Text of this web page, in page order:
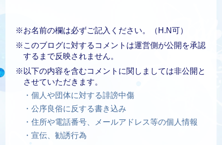
※お名前の欄は必ずご記入ください。（H.N可）
※このブログに対するコメントは運営側が公開を承認
するまで反映されません。
※以下の内容を含むコメントに関しましては非公開と
させていただきます。
・個人や団体に対する誹謗中傷
・公序良俗に反する書き込み
・住所や電話番号、メールアドレス等の個人情報
・宣伝、勧誘行為